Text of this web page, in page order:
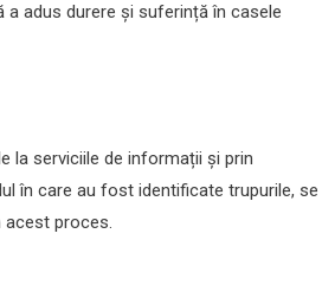
adus durere și suferință în casele
la serviciile de informații și prin
în care au fost identificate trupurile, se
acest proces.